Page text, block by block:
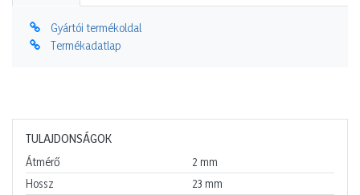
Gyártói termékoldal
Termékadatlap
TULAJDONSÁGOK
Átmérő
2 mm
Hossz
23 mm